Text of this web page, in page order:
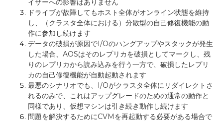
イザーへの影響はありません
ドライブが故障してもホスト全体がオンライン状態を維持
し、（クラスタ全体における）分散型の自己修復機能の動
作に参加し続けます
データの破損が原因でI/Oのハングアップやスタックが発生
した場合、 AOSはそのレプリカを破損としてマークし、残
りのレプリカから読み込みを行う一方で、破損したレプリ
カの自己修復機能が自動起動されます
最悪のシナリオでも、
I/Oがクラスタ全体にリダイレクトさ
れるのみで、これはアップグレードのための通常の動作と
同様であり、仮想マシンは引き続き動作し続けます
問題を解決するためにCVMを再起動する必要がある場合で